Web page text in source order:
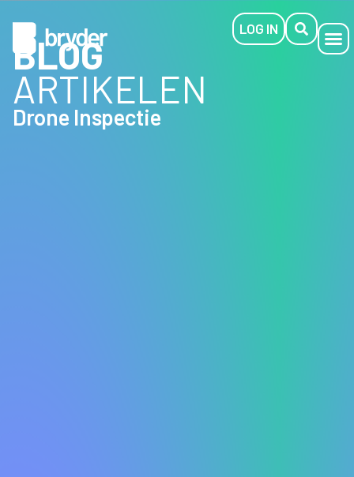
LOG IN
BLOG
ARTIKELEN
Drone Inspectie